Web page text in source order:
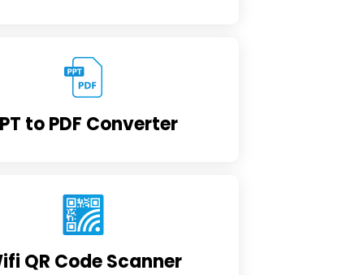
to PDF Converter
QR Code Scanner